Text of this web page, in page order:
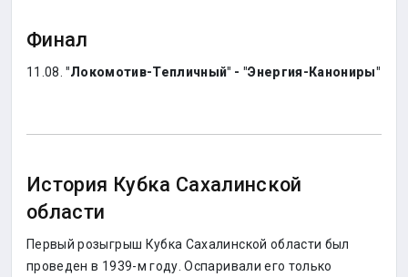
Финал
11.08."Локомотив-Тепличный" - "Энергия-Канониры"
История Кубка Сахалинской
области
Первый розыгрыш Кубка Сахалинской области был
проведен в 1939-м году. Оспаривали его только